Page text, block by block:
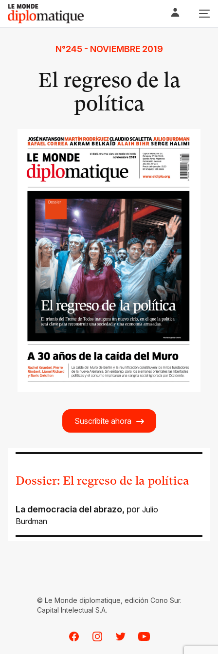
Skip
content
Le monde diplomatique
N°245 - NOVIEMBRE 2019
El regreso de la
política
Suscribite ahora
Dossier: El regreso de la política
La democracia del abrazo, por Julio
Burdman
© Le Monde diplomatique, edición Cono Sur.
Capital Intelectual S.A.
FacebookInstagramTwitterYoutube